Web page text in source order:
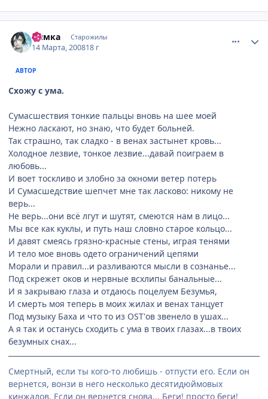
Нямка Старожилы
14 Марта, 200818 г
АВТОР
Схожу с ума.
Сумасшествия тонкие пальцы вновь на шее моей
Нежно ласкают, но знаю, что будет больней.
Так страшно, так сладко - в венах застынет кровь...
Холодное лезвие, тонкое лезвие...давай поиграем в
любовь...
И воет тоскливо и злобно за окноми ветер потерь
И Сумасшедствие шепчет мне так ласково: никому не
верь...
Не верь...они всё лгут и шутят, смеются нам в лицо...
Мы все как куклы, и путь наш словно старое кольцо...
И давят смеясь грязно-красные стены, играя тенями
И тело мое вновь одето ограничений цепями
Морали и правил...и разливаются мысли в сознанье...
Под скрежет оков и нервные всхлипы банальные...
И я закрываю глаза и отдаюсь поцелуем Безумья,
И смерть моя теперь в моих жилах и венах танцует
Под музыку Баха и что то из OST'ов звенело в ушах...
А я так и останусь сходить с ума в твоих глазах...в твоих
безумных снах...
Смертный, если ты кого-то любишь - отпусти его. Если он
вернется, вонзи в него несколько десятидюймовых
кинжалов. Если он вернется снова... Беги! просто беги!